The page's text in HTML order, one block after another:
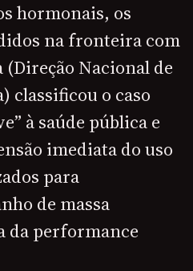
hormonais, os
na fronteira com
Nacional de
classificou o caso
à saúde pública e
imediata do uso
para
de massa
da performance